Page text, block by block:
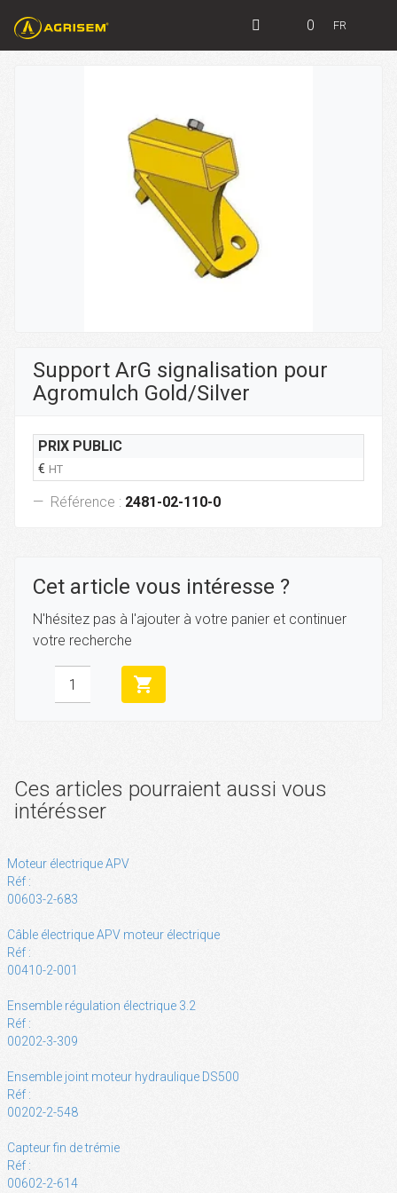
0 FR
Support ArG signalisation pour
Agromulch Gold/Silver
PRIX PUBLIC
€ HT
Référence : 2481-02-110-0
Cet article vous intéresse ?
N'hésitez pas à l'ajouter à votre panier et continuer
votre recherche
shopping_cart
Ces articles pourraient aussi vous
intérésser
Moteur électrique APV
Réf :
00603-2-683
Câble électrique APV moteur électrique
Réf :
00410-2-001
Ensemble régulation électrique 3.2
Réf :
00202-3-309
Ensemble joint moteur hydraulique DS500
Réf :
00202-2-548
Capteur fin de trémie
Réf :
00602-2-614